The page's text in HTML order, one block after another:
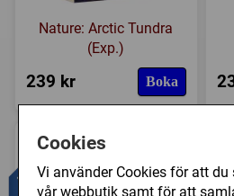
Cookies
Vi använder Cookies för att
vår webbutik samt för att
Nature: Arctic Tundra
(Exp.)
239 kr Boka